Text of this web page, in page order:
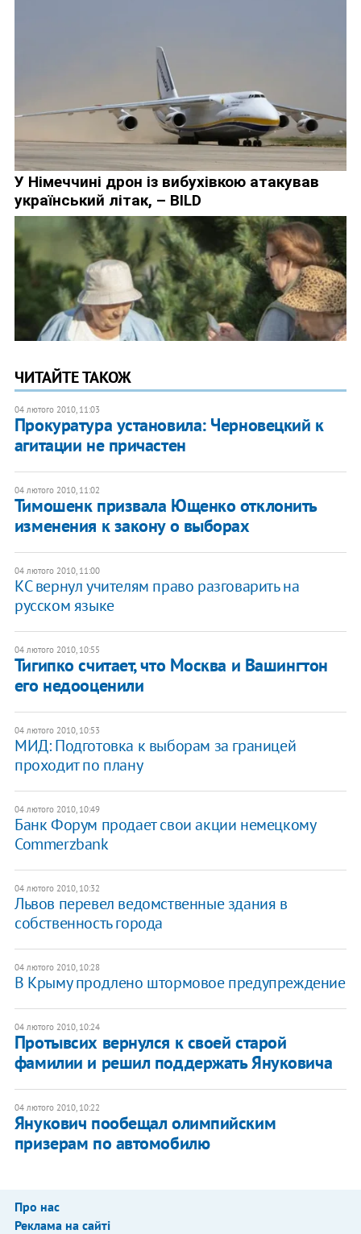
ЧИТАЙТЕ ТАКОЖ
04 лютого 2010, 11:03
Прокуратура установила: Черновецкий к
агитации не причастен
04 лютого 2010, 11:02
Тимошенк призвала Ющенко отклонить
изменения к закону о выборах
04 лютого 2010, 11:00
КС вернул учителям право разговарить на
русском языке
04 лютого 2010, 10:55
Тигипко считает, что Москва и Вашингтон
его недооценили
04 лютого 2010, 10:53
МИД: Подготовка к выборам за границей
проходит по плану
04 лютого 2010, 10:49
Банк Форум продает свои акции немецкому
Commerzbank
04 лютого 2010, 10:32
Львов перевел ведомственные здания в
собственность города
04 лютого 2010, 10:28
В Крыму продлено штормовое предупреждение
04 лютого 2010, 10:24
Протывсих вернулся к своей старой
фамилии и решил поддержать Януковича
04 лютого 2010, 10:22
Янукович пообещал олимпийским
призерам по автомобилю
Про нас
Реклама на сайті